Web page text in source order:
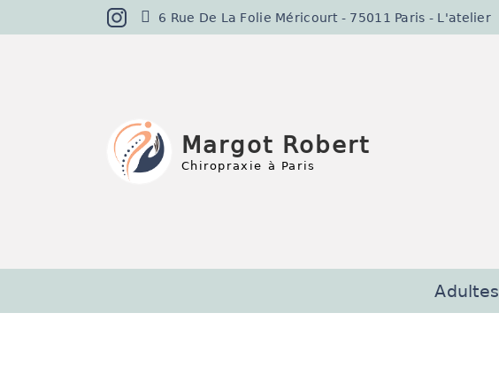
6 Rue De La Folie Méricourt - 75011 Paris - L'atelier
Margot Robert
Chiropraxie à Paris
Adultes